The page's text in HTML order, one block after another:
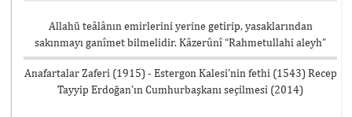
Allahü teâlânın emirlerini yerine getirip, yasaklarından
sakınmayı ganîmet bilmelidir. Kâzerûnî “Rahmetullahi aleyh”
Anafartalar Zaferi (1915) - Estergon Kalesi’nin fethi (1543) Recep
Tayyip Erdoğan’ın Cumhurbaşkanı seçilmesi (2014)